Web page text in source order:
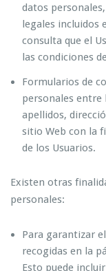
datos
legales incluidos
consulta que el
las condiciones
Formularios de
personales entre
apellidos,
sitio Web con la
de los Usuarios.
Existen otras
personales:
Para garantizar
recogidas en la
Esto puede